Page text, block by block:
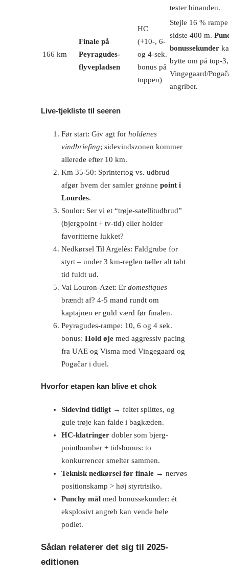
tester hinanden.
166 km
Finale på
Peyragudes-
flyvepladsen
HC
(+10-, 6-
og 4-sek.
bonus på
toppen)
Stejle 16 %
sidste 400 m.
bonussekunder
bytte om på top-
Vingegaard/
angriber.
Live-tjekliste til seeren
Før start: Giv agt for holdenes
vindbriefing; sidevindszonen kommer
allerede efter 10 km.
Km 35-50: Sprintertog vs. udbrud –
afgør hvem der samler grønne point i
Lourdes.
Soulor: Ser vi et “trøje-satellitudbrud”
(bjergpoint + tv-tid) eller holder
favoritterne lukket?
Nedkørsel Til Argelès: Faldgrube for
styrt – under 3 km-reglen tæller alt tabt
tid fuldt ud.
Val Louron-Azet: Er domestiques
brændt af? 4-5 mand rundt om
kaptajnen er guld værd før finalen.
Peyragudes-rampe: 10, 6 og 4 sek.
bonus: Hold øje med aggressiv pacing
fra UAE og Visma med Vingegaard og
Pogačar i duel.
Hvorfor etapen kan blive et chok
Sidevind tidligt → feltet splittes, og
gule trøje kan falde i bagkæden.
HC-klatringer dobler som bjerg-
pointbomber + tidsbonus: to
konkurrencer smelter sammen.
Teknisk nedkørsel før finale → nervøs
positionskamp > høj styrtrisiko.
Punchy mål med bonussekunder: ét
eksplosivt angreb kan vende hele
podiet.
Sådan relaterer det sig til 2025-
editionen